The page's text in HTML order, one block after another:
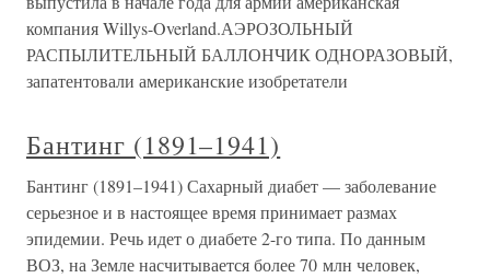
компания Willys-Overland.АЭРОЗОЛЬНЫЙ
РАСПЫЛИТЕЛЬНЫЙ БАЛЛОНЧИК ОДНОРАЗОВЫЙ,
запатентовали американские изобретатели
Бантинг (1891–1941)
Бантинг (1891–1941) Сахарный диабет — заболевание
серьезное и в настоящее время принимает размах
эпидемии. Речь идет о диабете 2-го типа. По данным
ВОЗ, на Земле насчитывается более 70 млн человек,